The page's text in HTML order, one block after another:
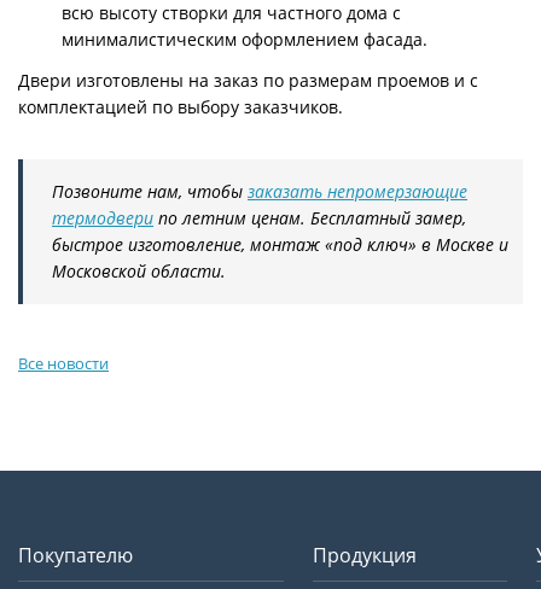
всю высоту створки для частного дома с
минималистическим оформлением фасада.
Двери изготовлены на заказ по размерам проемов и с
комплектацией по выбору заказчиков.
Позвоните нам, чтобы заказать непромерзающие
термодвери по летним ценам. Бесплатный замер,
быстрое изготовление, монтаж «под ключ» в Москве и
Московской области.
Все новости
Покупателю Продукция